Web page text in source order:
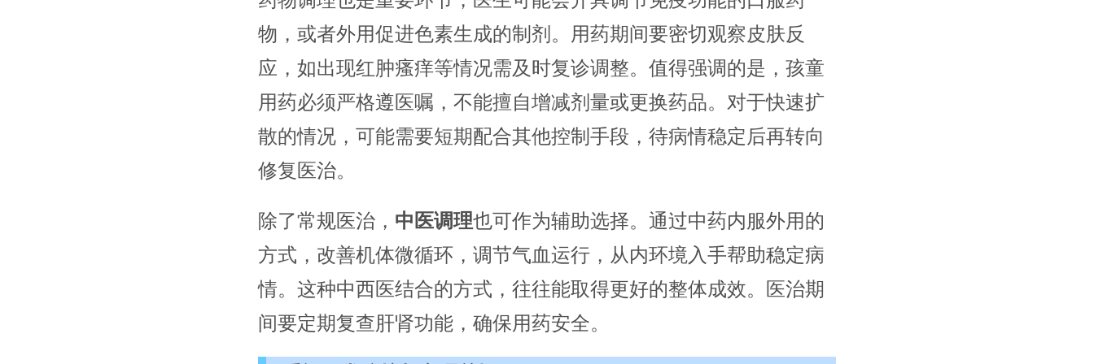
物，或者外用促进色素生成的制剂。用药期间要密切观察皮肤反
应，如出现红肿瘙痒等情况需及时复诊调整。值得强调的是，孩童
用药必须严格遵医嘱，不能擅自增减剂量或更换药品。对于快速扩
散的情况，可能需要短期配合其他控制手段，待病情稳定后再转向
修复医治。
除了常规医治， 中医调理也可作为辅助选择。通过中药内服外用的
方式，改善机体微循环，调节气血运行，从内环境入手帮助稳定病
情。这种中西医结合的方式，往往能取得更好的整体成效。医治期
间要定期复查肝肾功能，确保用药安全。